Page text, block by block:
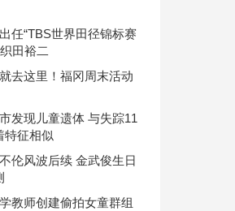
任“TBS世界田径锦标赛
田裕二
去这里！福冈周末活动
发现儿童遗体 与失踪11
特征相似
伦风波后续 金武俊生日
教师创建偷拍女童群组